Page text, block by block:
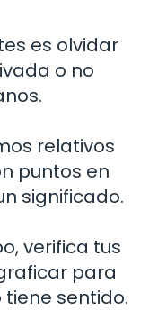
es olvidar
o no
relativos
puntos en
significado.
verifica tus
para
sentido.